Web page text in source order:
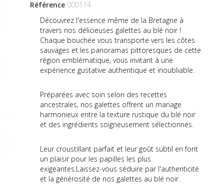
Référence 000174
Découvrez l'essence même de la Bretagne à
travers nos délicieuses galettes au blé noir !
Chaque bouchée vous transporte vers les côtes
sauvages et les panoramas pittoresques de cette
région emblématique, vous invitant à une
expérience gustative authentique et inoubliable.
Préparées avec soin selon des recettes
ancestrales, nos galettes offrent un mariage
harmonieux entre la texture rustique du blé noir
et des ingrédients soigneusement sélectionnés.
Leur croustillant parfait et leur goût subtil en font
un plaisir pour les papilles les plus
exigeantes.Laissez-vous séduire par l'authenticité
et la générosité de nos galettes au blé noir.